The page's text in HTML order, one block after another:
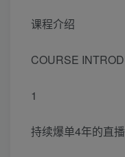
课程介绍
COURSE
1
持续爆单4年的直